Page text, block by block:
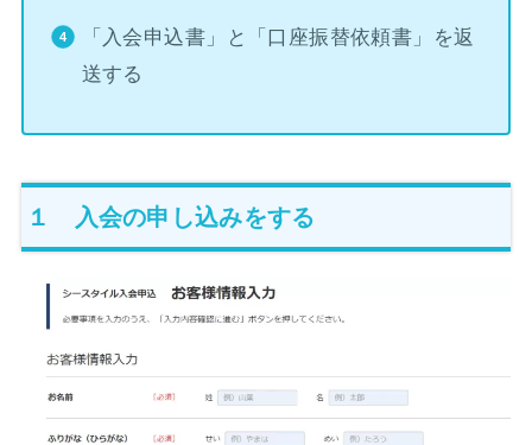
「入会申込書」と「口座振替依頼書」を返
送する
１ 入会の申し込みをする